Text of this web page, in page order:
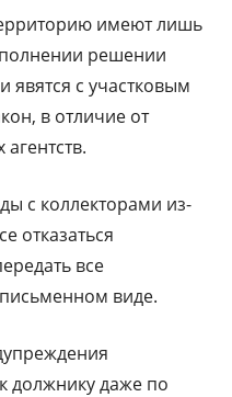
имеют лишь
решении
явятся с участковым
в отличие от
с коллекторами из-
отказаться
все
виде.
должнику даже по